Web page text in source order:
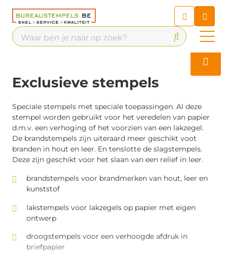
Chatbot
Chat 24/7 met onze chatbot
Exclusieve stempels
Speciale stempels met speciale toepassingen. Al deze
stempel worden gebruikt voor het veredelen van papier
d.m.v. een verhoging of het voorzien van een lakzegel.
De brandstempels zijn uiteraard meer geschikt voot
branden in hout en leer. En tenslotte de slagstempels.
Deze zijn geschikt voor het slaan van een relief in leer.
brandstempels voor brandmerken van hout, leer en
kunststof
lakstempels voor lakzegels op papier met eigen
ontwerp
droogstempels voor een verhoogde afdruk in
briefpapier